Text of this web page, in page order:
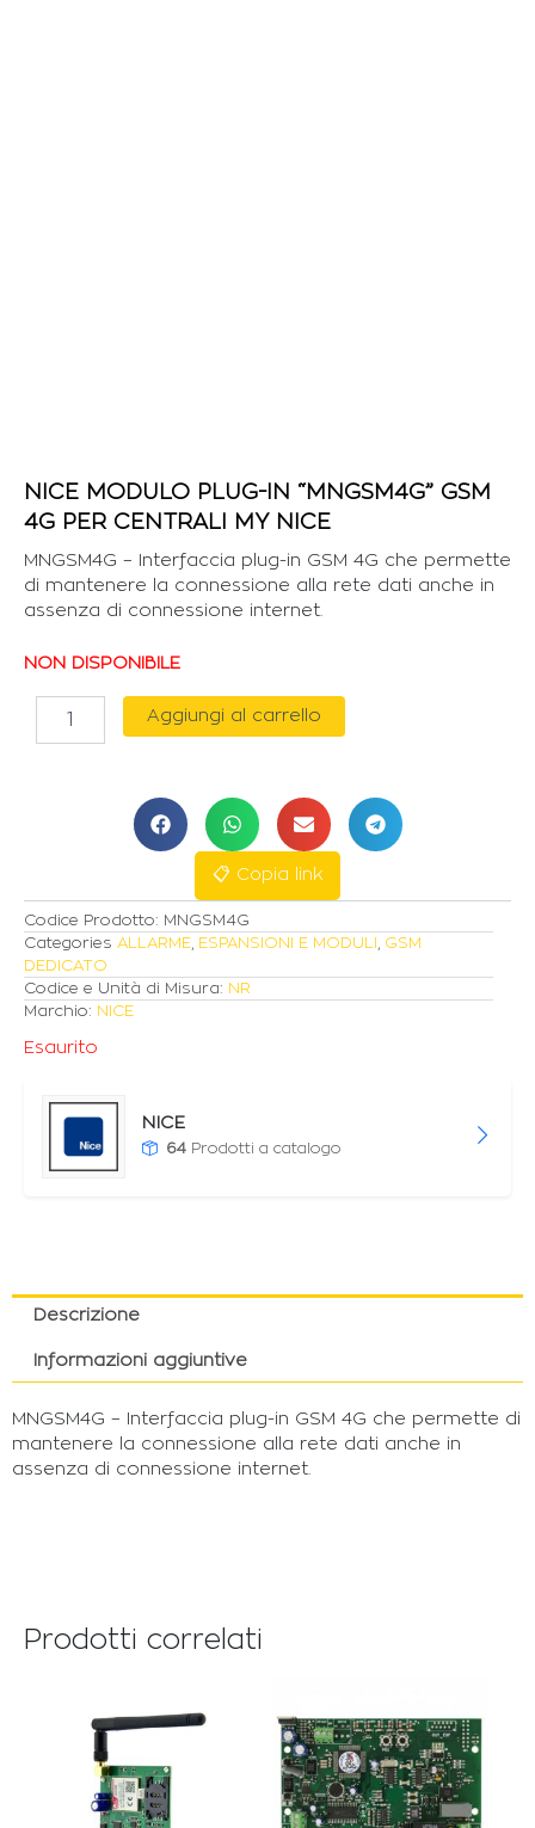
NICE MODULO PLUG-IN “MNGSM4G” GSM
4G PER CENTRALI MY NICE
MNGSM4G – Interfaccia plug-in GSM 4G che permette
di mantenere la connessione alla rete dati anche in
assenza di connessione internet.
NON DISPONIBILE
MODULO
CENTRALI
MY
NICE
quantità
Aggiungi al carrello
📋 Copia link
Codice Prodotto: MNGSM4G
Categories ALLARME ESPANSIONI E MODULI GSM
DEDICATO
Codice e Unità di Misura: NR
Marchio: NICE
Esaurito
NICE
64 Prodotti a catalogo
Descrizione
Informazioni aggiuntive
MNGSM4G – Interfaccia plug-in GSM 4G che permette di
mantenere la connessione alla rete dati anche in
assenza di connessione internet.
Prodotti correlati